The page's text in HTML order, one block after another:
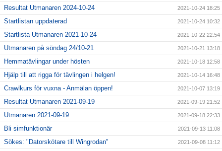
Resultat Utmanaren 2024-10-24 2021-10-24 18:25
Startlistan uppdaterad 2021-10-24 10:32
Startlista Utmanaren 2021-10-24 2021-10-22 22:54
Utmanaren på söndag 24/10-21 2021-10-21 13:18
Hemmatävlingar under hösten 2021-10-18 12:58
Hjälp till att rigga för tävlingen i helgen! 2021-10-14 16:48
Crawlkurs för vuxna - Anmälan öppen! 2021-10-07 13:19
Resultat Utmanaren 2021-09-19 2021-09-19 21:52
Utmanaren 2021-09-19 2021-09-18 22:33
Bli simfunktionär 2021-09-13 11:08
Sökes: "Datorskötare till Wingrodan" 2021-09-08 11:12